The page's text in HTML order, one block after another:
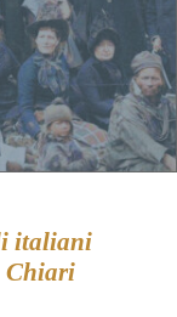
italiani
Chiari